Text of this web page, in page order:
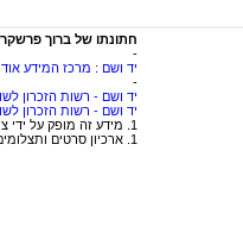
חתונתו של ברוך פרשקר
-
יד ושם : מרכז המידע
-
יד ושם - רשות הזכרון
יד ושם - רשות הזכרון
1. מידע זה מופק על ידי צוות בית הספר המרכזי להוראת השואה ובסיוע אגפי יד ושם השונים.
1. ארכיון סרטים ותצלומים, יד ושם, פריט מס' 4062/402.